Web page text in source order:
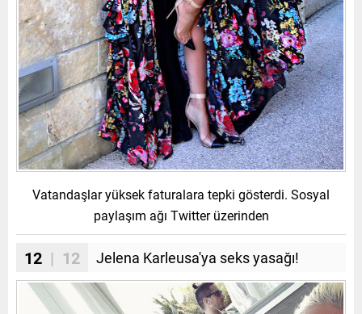
Vatandaşlar yüksek faturalara tepki gösterdi. Sosyal
paylaşım ağı Twitter üzerinden
12 | 12 Jelena Karleusa'ya seks yasağı!